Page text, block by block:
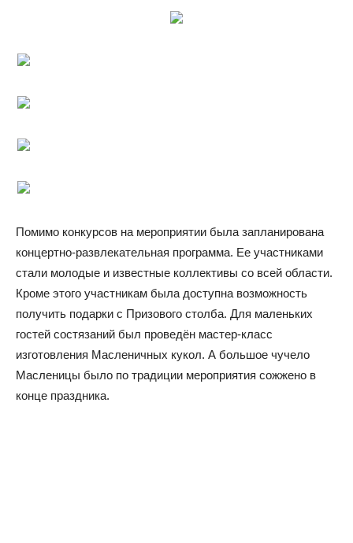
Помимо конкурсов на мероприятии была запланирована
концертно-развлекательная программа. Ее участниками
стали молодые и известные коллективы со всей области.
Кроме этого участникам была доступна возможность
получить подарки с Призового столба. Для маленьких
гостей состязаний был проведён мастер-класс
изготовления Масленичных кукол. А большое чучело
Масленицы было по традиции мероприятия сожжено в
конце праздника.